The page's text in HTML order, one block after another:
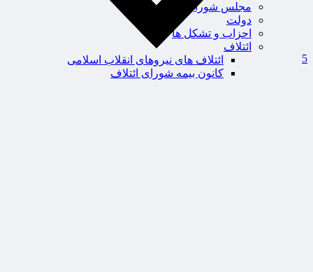
مجلس شورای اسلامی
دولت
احزاب و تشکل ها
ائتلاف
ائتلاف های نیروهای انقلاب اسلامی
کانون بیمه شورای ائتلاف
5